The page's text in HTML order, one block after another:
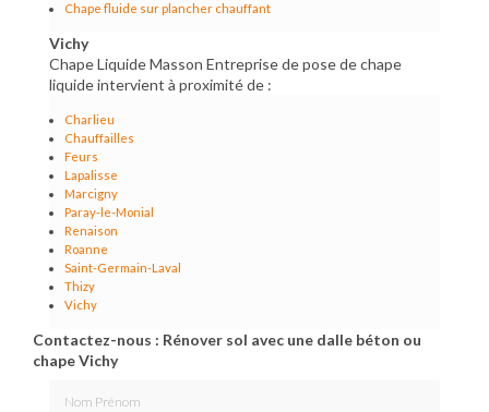
Chape fluide sur plancher chauffant
Vichy
Chape Liquide Masson Entreprise de pose de chape
liquide intervient à proximité de :
Charlieu
Chauffailles
Feurs
Lapalisse
Marcigny
Paray-le-Monial
Renaison
Roanne
Saint-Germain-Laval
Thizy
Vichy
Contactez-nous : Rénover sol avec une dalle béton ou
chape Vichy